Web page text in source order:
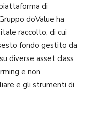
di
doValue ha
raccolto, di cui
fondo gestito da
diverse asset class
e non
e gli strumenti di